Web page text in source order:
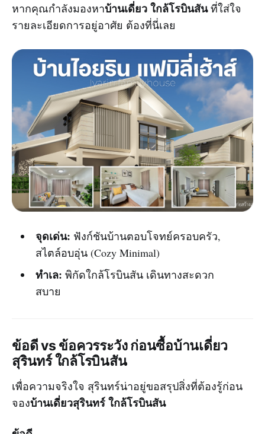
หากคุณกำลังมองหาบ้านเดี่ยว ใกล้โรบินสันที่ใส่ใจ
รายละเอียดการอยู่อาศัย ต้องที่นี่เลย
จุดเด่น: ฟังก์ชันบ้านตอบโจทย์ครอบครัว,
สไตล์อบอุ่น (Cozy Minimal)
ทำเล: พิกัดใกล้โรบินสัน เดินทางสะดวก
สบาย
ข้อดี vs ข้อควรระวัง ก่อนซื้อบ้านเดี่ยว
สุรินทร์ ใกล้โรบินสัน
เพื่อความจริงใจ สุรินทร์น่าอยู่ขอสรุปสิ่งที่ต้องรู้ก่อน
จองบ้านเดี่ยวสุรินทร์ ใกล้โรบินสัน